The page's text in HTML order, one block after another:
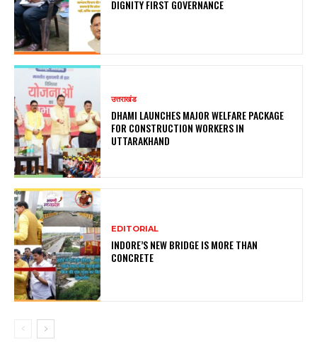
DIGNITY FIRST GOVERNANCE
उत्तराखंड
DHAMI LAUNCHES MAJOR WELFARE PACKAGE
FOR CONSTRUCTION WORKERS IN
UTTARAKHAND
EDITORIAL
INDORE’S NEW BRIDGE IS MORE THAN
CONCRETE